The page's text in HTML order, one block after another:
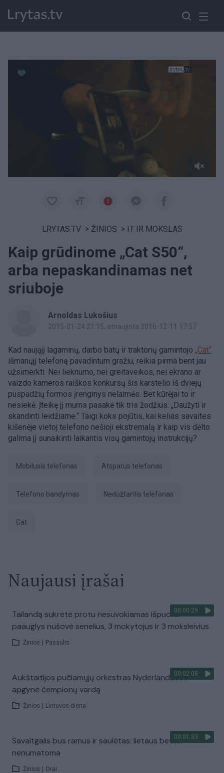
LRYTAS.TV > ŽINIOS > IT IR MOKSLAS
Kaip grūdinome „Cat S50“,
arba nepaskandinamas net
sriuboje
Arnoldas Lukošius
2015-01-24 21:15, atnaujinta 2016-12-11 17:57
Kad naująjį lagaminų, darbo batų ir traktorių gamintojo „Cat“
išmanųjį telefoną pavadintum gražiu, reikia pirma bent jau
užsimerkti. Nei lieknumo, nei greitaveikos, nei ekrano ar
vaizdo kameros raiškos konkursų šis karstelio iš dviejų
puspadžių formos įrenginys nelaimės. Bet kūrėjai to ir
nesiekė. Įteikę jį mums pasakė tik tris žodžius: „Daužyti ir
skandinti leidžiame.“ Taigi koks pojūtis, kai kelias savaites
kišenėje vietoj telefono nešioji ekstremalą ir kaip vis dėlto
galima jį sunaikinti laikantis visų gamintojų instrukcijų?
mobilusis telefonas atsparus telefonas
telefono bandymas nedūžtantis telefonas
cat
Naujausi įrašai
00:00:29
Tailandą sukrėtė protu nesuvokiamas išpuolis:
paauglys nušovė senelius, 3 mokytojus ir 3 moksleivius
Žinios Pasaulis
00:02:08
Aukštaitijos pučiamųjų orkestras Nyderlanduose
apgynė čempionų vardą
Žinios Lietuvos diena
00:01:33
Savaitgalis bus ramus ir saulėtas: lietaus beveik
nenumatoma
Žinios Orai